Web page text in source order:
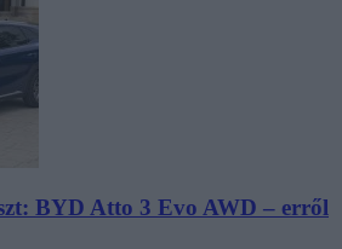
BYD Atto 3 Evo AWD – erről